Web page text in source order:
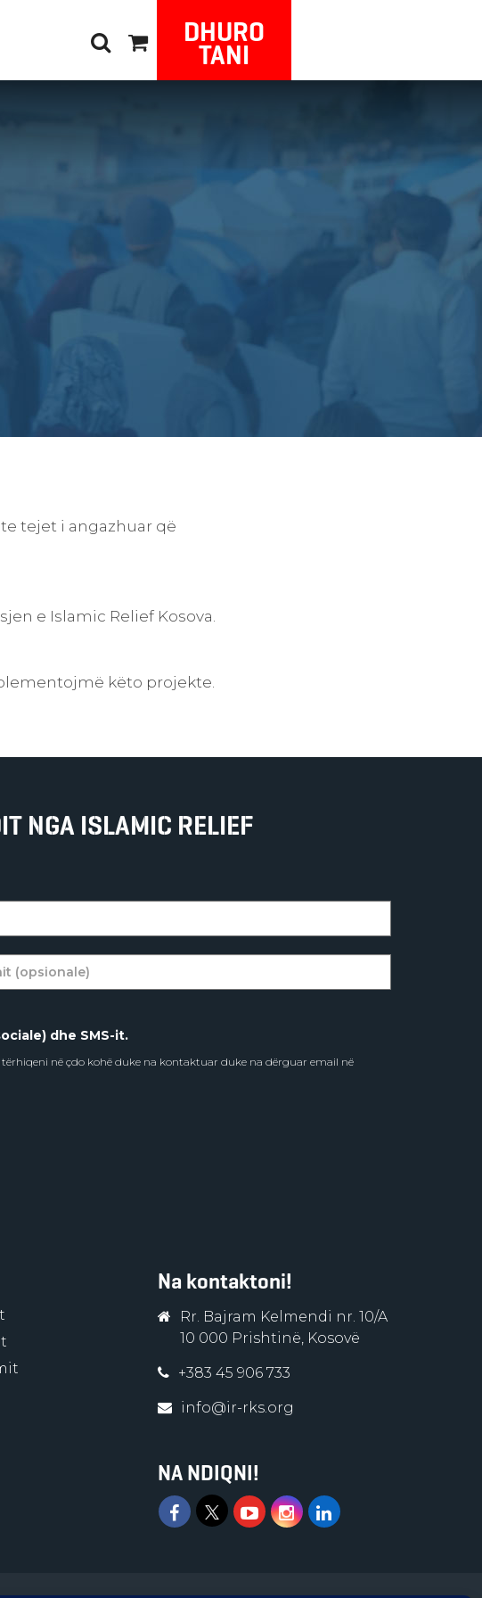
DHURO
TANI
tejet i angazhuar që
e Islamic Relief Kosova.
këto projekte.
NGA ISLAMIC RELIEF
dhe SMS-it.
në çdo kohë duke na kontaktuar duke na dërguar email në
Na kontaktoni!
Rr. Bajram Kelmendi nr. 10/A
10 000 Prishtinë, Kosovë
+383 45 906 733
info@ir-rks.org
NA NDIQNI!